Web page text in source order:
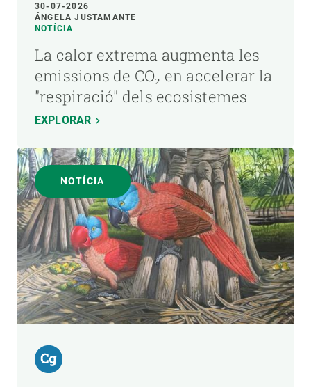
30-07-2026
ÁNGELA JUSTAMANTE
NOTÍCIA
La calor extrema augmenta les
emissions de CO₂ en accelerar la
"respiració" dels ecosistemes
EXPLORAR
NOTÍCIA